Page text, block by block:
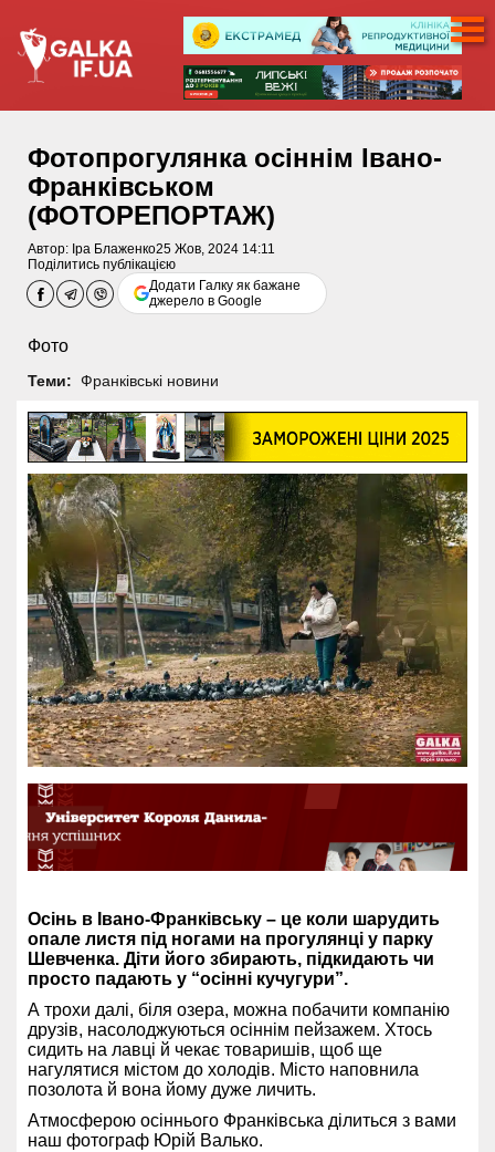
Фотопрогулянка осіннім Івано-
Франківськом
(ФОТОРЕПОРТАЖ)
Автор: Іра Блаженко25 Жов, 2024 14:11
Поділитись публікацією
Додати Галку як бажане
джерело в Google
Фото
Теми: Франківські новини
Осінь в Івано-Франківську – це коли шарудить
опале листя під ногами на прогулянці у парку
Шевченка. Діти його збирають, підкидають чи
просто падають у “осінні кучугури”.
А трохи далі, біля озера, можна побачити компанію
друзів, насолоджуються осіннім пейзажем. Хтось
сидить на лавці й чекає товаришів, щоб ще
нагулятися містом до холодів. Місто наповнила
позолота й вона йому дуже личить.
Атмосферою осіннього Франківська ділиться з вами
наш фотограф Юрій Валько.